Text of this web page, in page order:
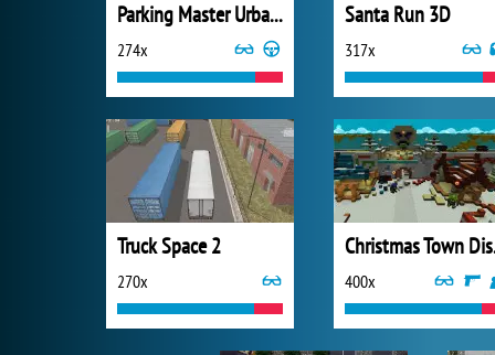
Parking Master Urban Challenges
274x
Santa Run 3D
317x
Truck Space 2
270x 400x